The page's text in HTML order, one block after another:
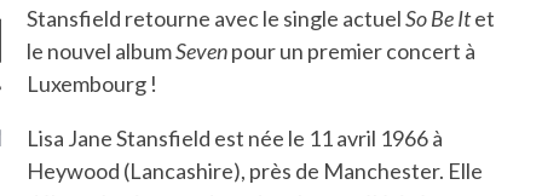
CRITIQUES
Stansfield retourne avec le single actuelSo Be Itet
le nouvel albumSevenpour un premier concert à
Luxembourg !
Lisa Jane Stansfield est née le 11 avril 1966 à
Heywood (Lancashire), près de Manchester. Elle